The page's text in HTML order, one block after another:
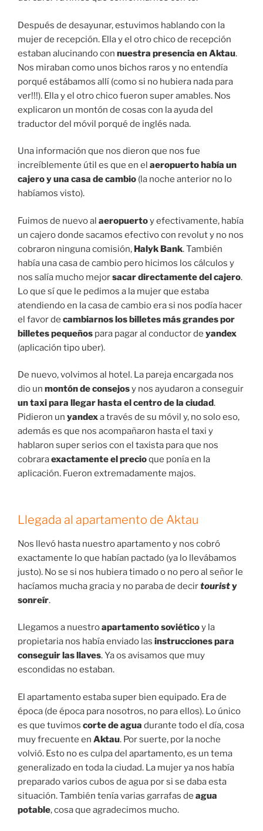
Después de desayunar, estuvimos hablando con la
mujer de recepción. Ella y el otro chico de recepción
estaban alucinando con nuestra presencia en Aktau.
Nos miraban como unos bichos raros y no entendía
porqué estábamos allí (como si no hubiera nada para
ver!!!). Ella y el otro chico fueron super amables. Nos
explicaron un montón de cosas con la ayuda del
traductor del móvil porqué de inglés nada.
Una información que nos dieron que nos fue
increíblemente útil es que en el aeropuerto había un
cajero y una casa de cambio (la noche anterior no lo
habíamos visto).
Fuimos de nuevo al aeropuertoy efectivamente, había
un cajero donde sacamos efectivo con revolut y no nos
cobraron ninguna comisión, Halyk Bank. También
había una casa de cambio pero hicimos los cálculos y
nos salía mucho mejorsacar directamente del cajero.
Lo que sí que le pedimos a la mujer que estaba
atendiendo en la casa de cambio era si nos podía hacer
el favor de cambiarnos los billetes más grandes por
billetes pequeños para pagar al conductor de yandex
(aplicación tipo uber).
De nuevo, volvimos al hotel. La pareja encargada nos
dio un montón de consejosy nos ayudaron a conseguir
un taxi para llegar hasta el centro de la ciudad.
Pidieron un yandexa través de su móvil y, no solo eso,
además es que nos acompañaron hasta el taxi y
hablaron super serios con el taxista para que nos
cobraraexactamente el precioque ponía en la
aplicación. Fueron extremadamente majos.
Llegada al apartamento de Aktau
Nos llevó hasta nuestro apartamento y nos cobró
exactamente lo que habían pactado (ya lo llevábamos
justo). No se si nos hubiera timado o no pero al señor le
hacíamos mucha gracia y no paraba de decirtouristy
sonreír.
Llegamos a nuestroapartamento soviéticoy la
propietaria nos había enviado las instrucciones para
conseguir las llaves. Ya os avisamos que muy
escondidas no estaban.
El apartamento estaba super bien equipado. Era de
época (de época para nosotros, no para ellos). Lo único
es que tuvimos corte de agua durante todo el día, cosa
muy frecuente en Aktau. Por suerte, por la noche
volvió. Esto no es culpa del apartamento, es un tema
generalizado en toda la ciudad. La mujer ya nos había
preparado varios cubos de agua por si se daba esta
situación. También tenía varias garrafas de agua
potable, cosa que agradecimos mucho.